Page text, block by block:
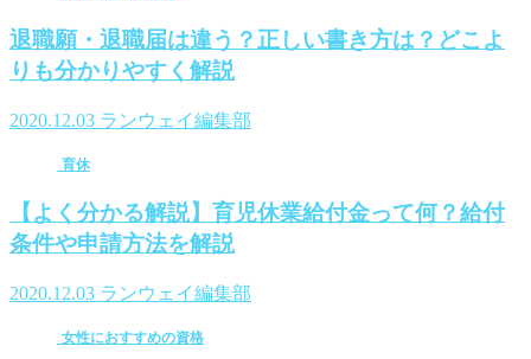
退職願・退職届は違う？正しい書き方は？どこよ
りも分かりやすく解説
2020.12.03 ランウェイ編集部
育休
【よく分かる解説】育児休業給付金って何？給付
条件や申請方法を解説
2020.12.03 ランウェイ編集部
女性におすすめの資格